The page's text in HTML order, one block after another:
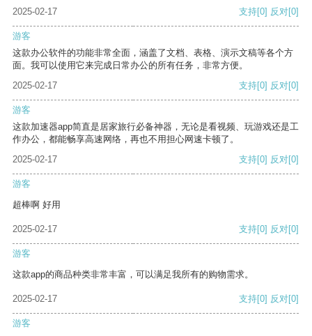
2025-02-17 支持[0] 反对[0]
游客
这款办公软件的功能非常全面，涵盖了文档、表格、演示文稿等各个方
面。我可以使用它来完成日常办公的所有任务，非常方便。
2025-02-17
支持[0] 反对[0]
游客
这款加速器app简直是居家旅行必备神器，无论是看视频、玩游戏还是工
作办公，都能畅享高速网络，再也不用担心网速卡顿了。
2025-02-17
支持[0] 反对[0]
游客
超棒啊 好用
2025-02-17 支持[0] 反对[0]
游客
这款app的商品种类非常丰富，可以满足我所有的购物需求。
2025-02-17 支持[0] 反对[0]
游客